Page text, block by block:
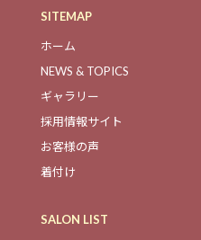
SITEMAP
ホーム
NEWS & TOPICS
ギャラリー
採用情報サイト
お客様の声
着付け
SALON LIST